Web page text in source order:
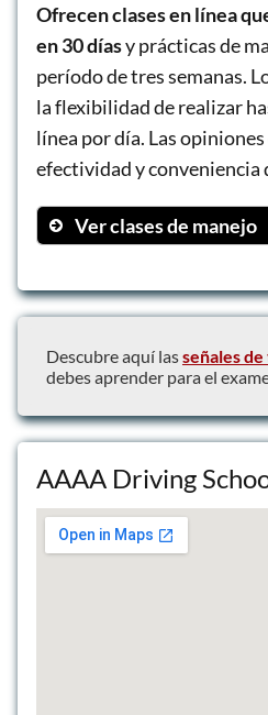
Ofrecen clases en línea
en 30 díasy prácticas de
período de tres semanas.
la flexibilidad de realizar
línea por día. Las
efectividad y conveniencia
Ver clases de manejo
Prácticas de manejo
Descubre aquí lasseñales
debes aprender para el
AAAA Driving